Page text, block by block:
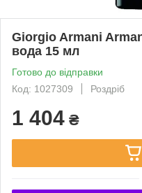
Giorgio Armani
вода 15 мл
Готово до відправки
Код: 1027309
Роздріб
1 404 ₴